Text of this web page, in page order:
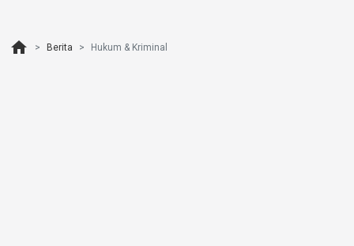
home Berita Hukum & Kriminal